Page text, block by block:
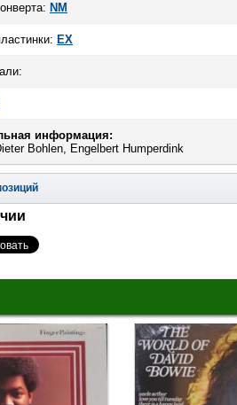
NM
EX
информация:
Bohlen, Engelbert Humperdink